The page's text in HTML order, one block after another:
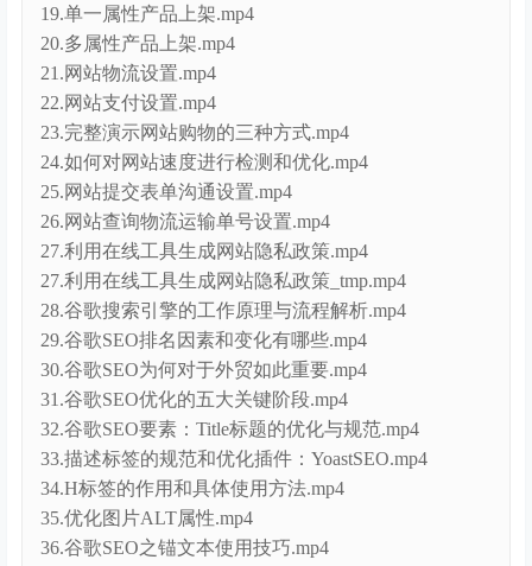
19.单一属性产品上架.mp4
20.多属性产品上架.mp4
21.网站物流设置.mp4
22.网站支付设置.mp4
23.完整演示网站购物的三种方式.mp4
24.如何对网站速度进行检测和优化.mp4
25.网站提交表单沟通设置.mp4
26.网站查询物流运输单号设置.mp4
27.利用在线工具生成网站隐私政策.mp4
27.利用在线工具生成网站隐私政策_tmp.mp4
28.谷歌搜索引擎的工作原理与流程解析.mp4
29.谷歌SEO排名因素和变化有哪些.mp4
30.谷歌SEO为何对于外贸如此重要.mp4
31.谷歌SEO优化的五大关键阶段.mp4
32.谷歌SEO要素：Title标题的优化与规范.mp4
33.描述标签的规范和优化插件：YoastSEO.mp4
34.H标签的作用和具体使用方法.mp4
35.优化图片ALT属性.mp4
36.谷歌SEO之锚文本使用技巧.mp4